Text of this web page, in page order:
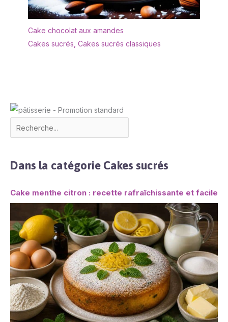
Cake chocolat aux amandes
Cakes sucrés Cakes sucrés classiques
Dans la catégorie Cakes sucrés
Cake menthe citron : recette rafraîchissante et facile